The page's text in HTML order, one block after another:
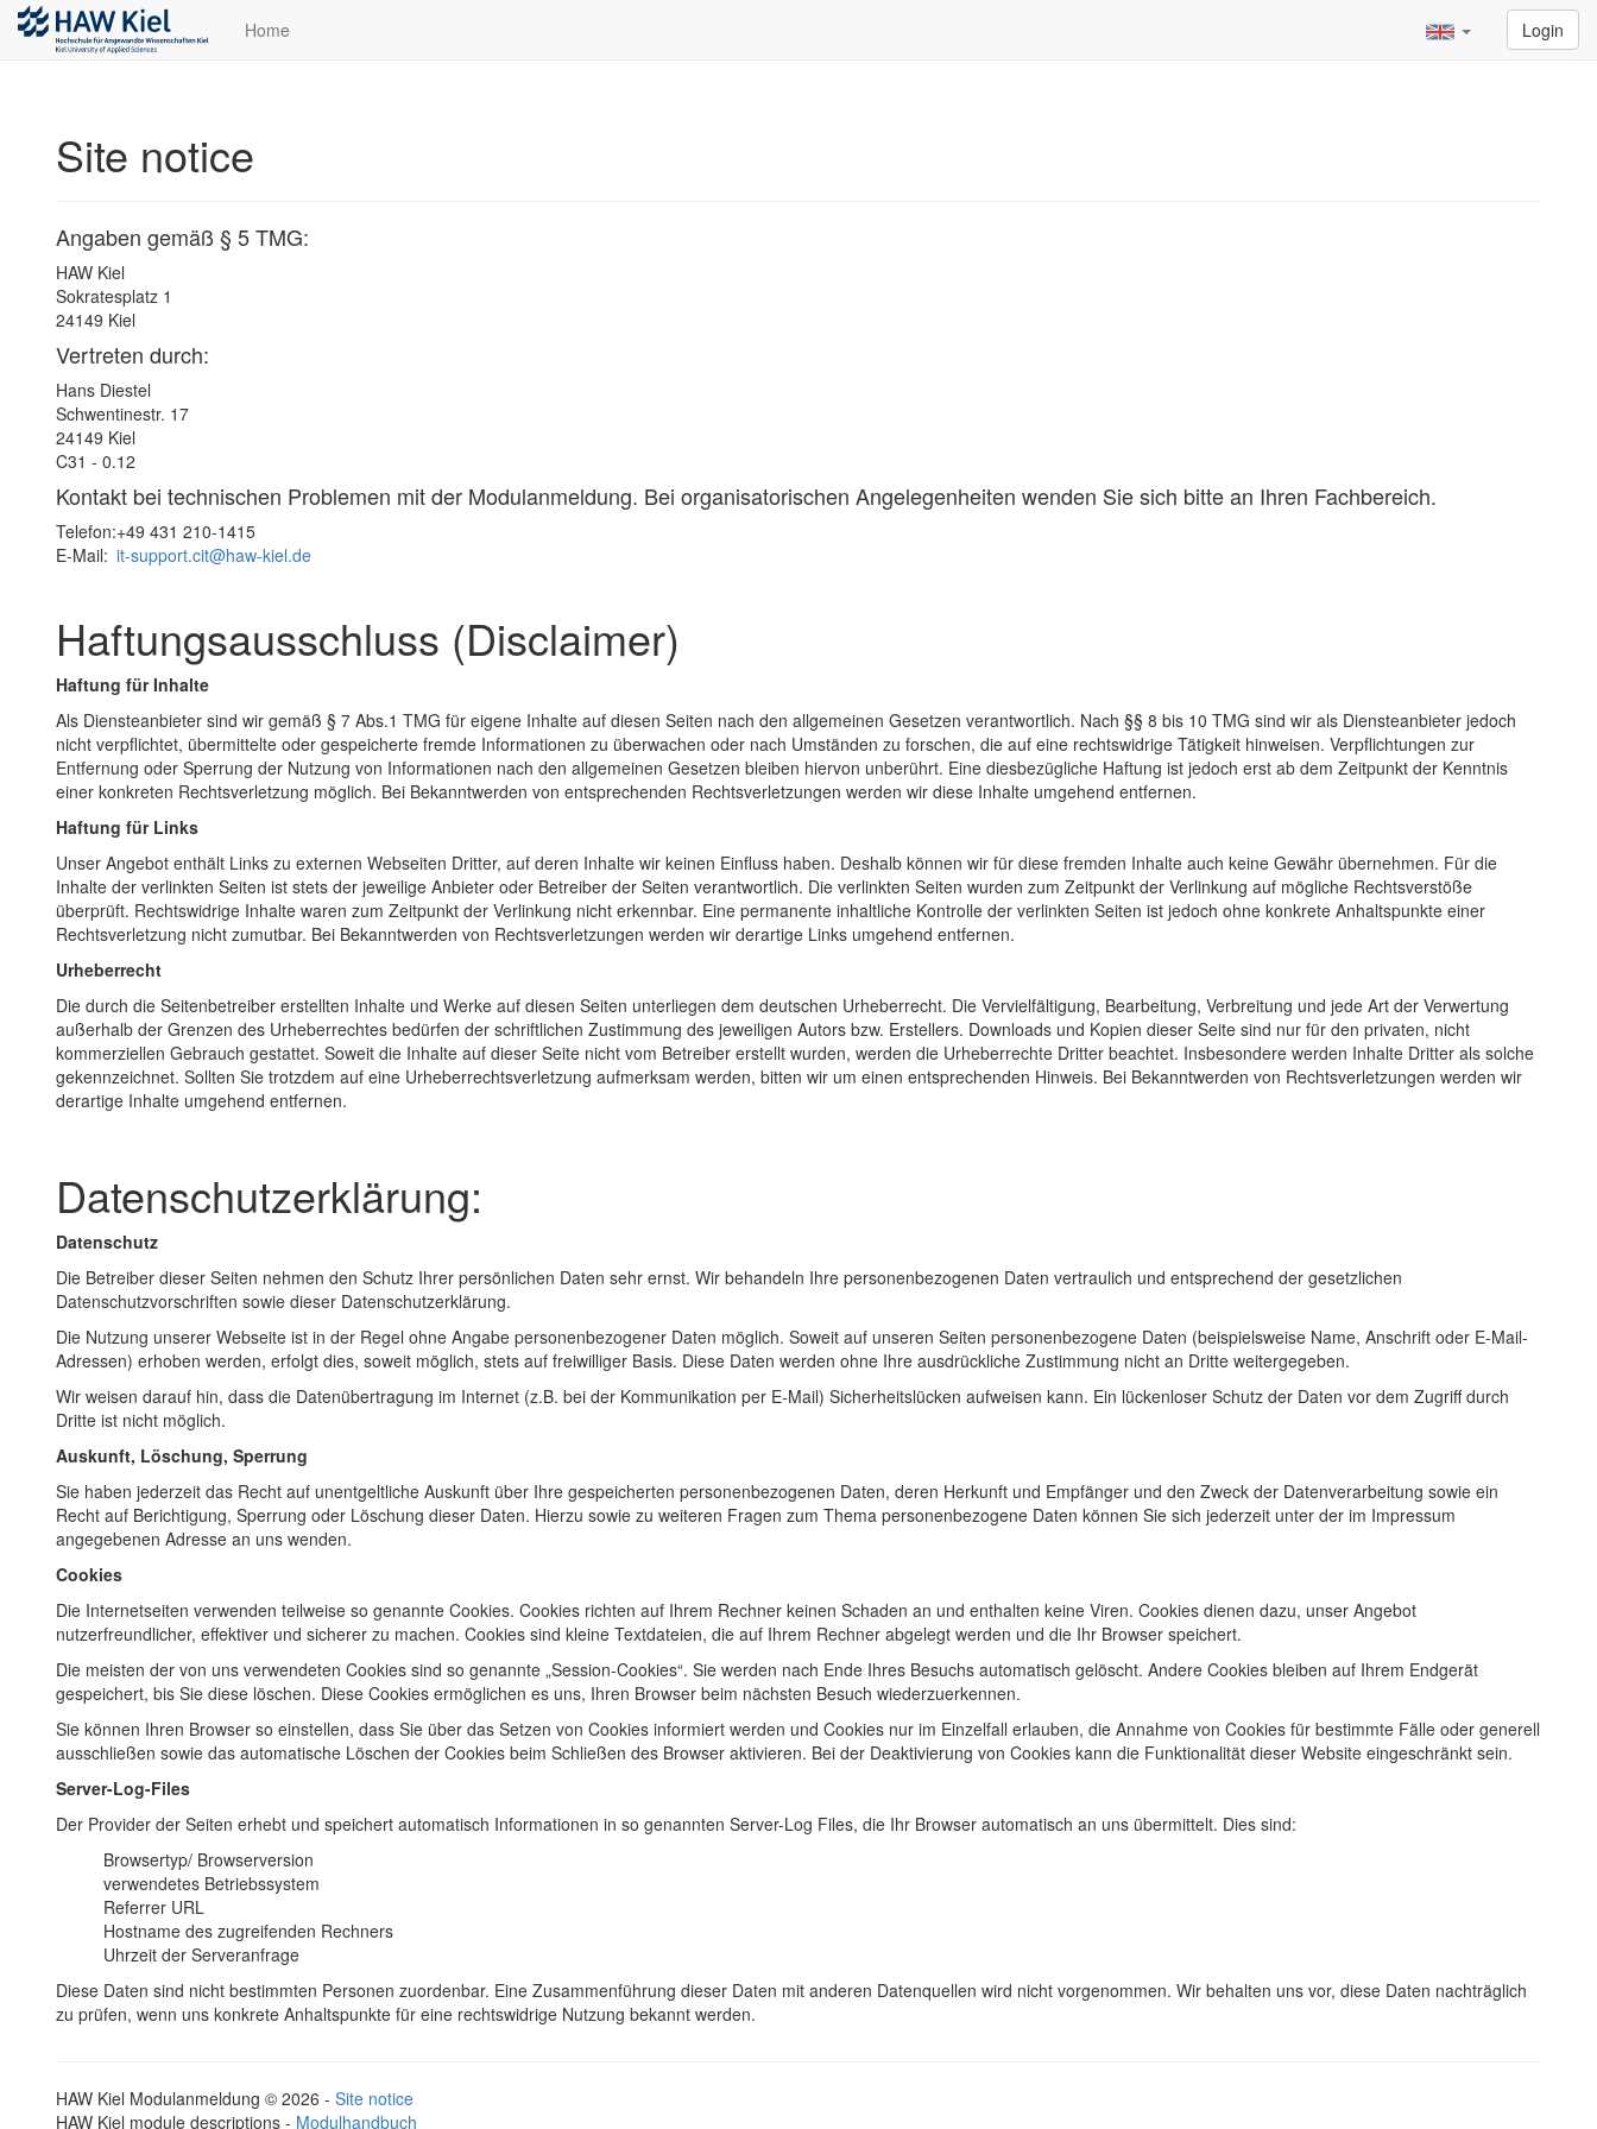
Home Login
Site notice
Angaben gemäß § 5 TMG:
HAW Kiel
Sokratesplatz 1
24149 Kiel
Vertreten durch:
Hans Diestel
Schwentinestr. 17
24149 Kiel
C31 - 0.12
Kontakt bei technischen Problemen mit der Modulanmeldung. Bei organisatorischen Angelegenheiten wenden Sie sich bitte an Ihren Fachbereich.
Telefon:+49 431 210-1415
E-Mail: it-support.cit@haw-kiel.de
Haftungsausschluss (Disclaimer)
Haftung für Inhalte
Als Diensteanbieter sind wir gemäß § 7 Abs.1 TMG für eigene Inhalte auf diesen Seiten nach den allgemeinen Gesetzen verantwortlich. Nach §§ 8 bis 10 TMG sind wir als Diensteanbieter jedoch
nicht verpflichtet, übermittelte oder gespeicherte fremde Informationen zu überwachen oder nach Umständen zu forschen, die auf eine rechtswidrige Tätigkeit hinweisen. Verpflichtungen zur
Entfernung oder Sperrung der Nutzung von Informationen nach den allgemeinen Gesetzen bleiben hiervon unberührt. Eine diesbezügliche Haftung ist jedoch erst ab dem Zeitpunkt der Kenntnis
einer konkreten Rechtsverletzung möglich. Bei Bekanntwerden von entsprechenden Rechtsverletzungen werden wir diese Inhalte umgehend entfernen.
Haftung für Links
Unser Angebot enthält Links zu externen Webseiten Dritter, auf deren Inhalte wir keinen Einfluss haben. Deshalb können wir für diese fremden Inhalte auch keine Gewähr übernehmen. Für die
Inhalte der verlinkten Seiten ist stets der jeweilige Anbieter oder Betreiber der Seiten verantwortlich. Die verlinkten Seiten wurden zum Zeitpunkt der Verlinkung auf mögliche Rechtsverstöße
überprüft. Rechtswidrige Inhalte waren zum Zeitpunkt der Verlinkung nicht erkennbar. Eine permanente inhaltliche Kontrolle der verlinkten Seiten ist jedoch ohne konkrete Anhaltspunkte einer
Rechtsverletzung nicht zumutbar. Bei Bekanntwerden von Rechtsverletzungen werden wir derartige Links umgehend entfernen.
Urheberrecht
Die durch die Seitenbetreiber erstellten Inhalte und Werke auf diesen Seiten unterliegen dem deutschen Urheberrecht. Die Vervielfältigung, Bearbeitung, Verbreitung und jede Art der Verwertung
außerhalb der Grenzen des Urheberrechtes bedürfen der schriftlichen Zustimmung des jeweiligen Autors bzw. Erstellers. Downloads und Kopien dieser Seite sind nur für den privaten, nicht
kommerziellen Gebrauch gestattet. Soweit die Inhalte auf dieser Seite nicht vom Betreiber erstellt wurden, werden die Urheberrechte Dritter beachtet. Insbesondere werden Inhalte Dritter als solche
gekennzeichnet. Sollten Sie trotzdem auf eine Urheberrechtsverletzung aufmerksam werden, bitten wir um einen entsprechenden Hinweis. Bei Bekanntwerden von Rechtsverletzungen werden wir
derartige Inhalte umgehend entfernen.
Datenschutzerklärung:
Datenschutz
Die Betreiber dieser Seiten nehmen den Schutz Ihrer persönlichen Daten sehr ernst. Wir behandeln Ihre personenbezogenen Daten vertraulich und entsprechend der gesetzlichen
Datenschutzvorschriften sowie dieser Datenschutzerklärung.
Die Nutzung unserer Webseite ist in der Regel ohne Angabe personenbezogener Daten möglich. Soweit auf unseren Seiten personenbezogene Daten (beispielsweise Name, Anschrift oder E-Mail-
Adressen) erhoben werden, erfolgt dies, soweit möglich, stets auf freiwilliger Basis. Diese Daten werden ohne Ihre ausdrückliche Zustimmung nicht an Dritte weitergegeben.
Wir weisen darauf hin, dass die Datenübertragung im Internet (z.B. bei der Kommunikation per E-Mail) Sicherheitslücken aufweisen kann. Ein lückenloser Schutz der Daten vor dem Zugriff durch
Dritte ist nicht möglich.
Auskunft, Löschung, Sperrung
Sie haben jederzeit das Recht auf unentgeltliche Auskunft über Ihre gespeicherten personenbezogenen Daten, deren Herkunft und Empfänger und den Zweck der Datenverarbeitung sowie ein
Recht auf Berichtigung, Sperrung oder Löschung dieser Daten. Hierzu sowie zu weiteren Fragen zum Thema personenbezogene Daten können Sie sich jederzeit unter der im Impressum
angegebenen Adresse an uns wenden.
Cookies
Die Internetseiten verwenden teilweise so genannte Cookies. Cookies richten auf Ihrem Rechner keinen Schaden an und enthalten keine Viren. Cookies dienen dazu, unser Angebot
nutzerfreundlicher, effektiver und sicherer zu machen. Cookies sind kleine Textdateien, die auf Ihrem Rechner abgelegt werden und die Ihr Browser speichert.
Die meisten der von uns verwendeten Cookies sind so genannte „Session-Cookies“. Sie werden nach Ende Ihres Besuchs automatisch gelöscht. Andere Cookies bleiben auf Ihrem Endgerät
gespeichert, bis Sie diese löschen. Diese Cookies ermöglichen es uns, Ihren Browser beim nächsten Besuch wiederzuerkennen.
Sie können Ihren Browser so einstellen, dass Sie über das Setzen von Cookies informiert werden und Cookies nur im Einzelfall erlauben, die Annahme von Cookies für bestimmte Fälle oder generell
ausschließen sowie das automatische Löschen der Cookies beim Schließen des Browser aktivieren. Bei der Deaktivierung von Cookies kann die Funktionalität dieser Website eingeschränkt sein.
Server-Log-Files
Der Provider der Seiten erhebt und speichert automatisch Informationen in so genannten Server-Log Files, die Ihr Browser automatisch an uns übermittelt. Dies sind:
Browsertyp/ Browserversion
verwendetes Betriebssystem
Referrer URL
Hostname des zugreifenden Rechners
Uhrzeit der Serveranfrage
Diese Daten sind nicht bestimmten Personen zuordenbar. Eine Zusammenführung dieser Daten mit anderen Datenquellen wird nicht vorgenommen. Wir behalten uns vor, diese Daten nachträglich
zu prüfen, wenn uns konkrete Anhaltspunkte für eine rechtswidrige Nutzung bekannt werden.
HAW Kiel Modulanmeldung © 2026 - Site notice
HAW Kiel module descriptions - Modulhandbuch